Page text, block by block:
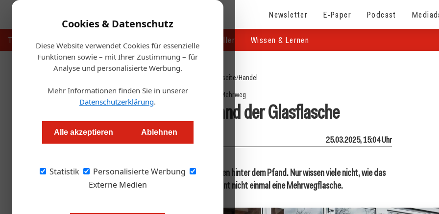
Cookies & Datenschutz
Diese Website verwendet Cookies für essenzielle
Funktionen sowie – mit Ihrer Zustimmung – für
Analyse und personalisierte Werbung.
Mehr Informationen finden Sie in unserer
Datenschutzerklärung.
Alle akzeptieren Ablehnen
Statistik
Personalisierte Werbung
Externe Medien
Newsletter E-Paper Podcast
Touristik Handel & Hersteller Wissen & Lernen
Startseite/Handel
Mehrweg
Der stille Aufstand der Glasflasche
Redaktion.OEGZ 25.03.2025, 15:04 Uhr
Eine neue Umfrage zeigt: Die Österreicher stehen hinter dem Pfand. Nur wissen viele nicht, wie das
System eigentlich funktioniert. Ein Drittel erkennt nicht einmal eine Mehrwegflasche.